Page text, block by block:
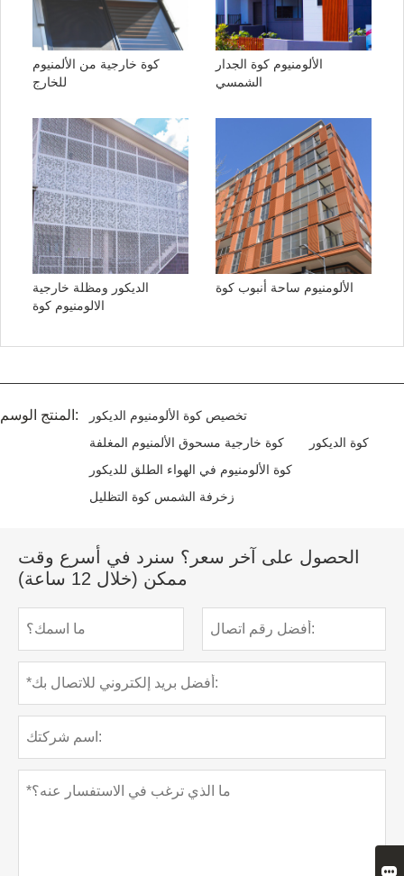
كوة خارجية من الألمنيوم
للخارج
الألومنيوم كوة الجدار
الشمسي
الديكور ومظلة خارجية
الالومنيوم كوة
الألومنيوم ساحة أنبوب كوة
المنتج الوسم:
تخصيص كوة الألومنيوم الديكور
كوة خارجية مسحوق الألمنيوم المغلفة
كوة الديكور
كوة الألومنيوم في الهواء الطلق للديكور
زخرفة الشمس كوة التظليل
الحصول على آخر سعر؟ سنرد في أسرع وقت
ممكن (خلال 12 ساعة)
